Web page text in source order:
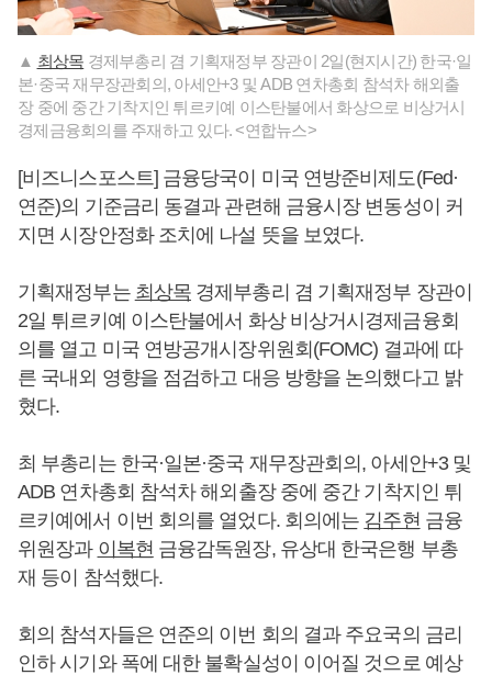
▲ 최상목 경제부총리 겸 기획재정부 장관이 2일(현지시간) 한국·일
본·중국 재무장관회의, 아세안+3 및 ADB 연차총회 참석차 해외출
장 중에 중간 기착지인 튀르키예 이스탄불에서 화상으로 비상거시
경제금융회의를 주재하고 있다. <연합뉴스>
[비즈니스포스트] 금융당국이 미국 연방준비제도(Fed·
연준)의 기준금리 동결과 관련해 금융시장 변동성이 커
지면 시장안정화 조치에 나설 뜻을 보였다.
기획재정부는 최상목 경제부총리 겸 기획재정부 장관이
2일 튀르키예 이스탄불에서 화상 비상거시경제금융회
의를 열고 미국 연방공개시장위원회(FOMC) 결과에 따
른 국내외 영향을 점검하고 대응 방향을 논의했다고 밝
혔다.
최 부총리는 한국·일본·중국 재무장관회의, 아세안+3 및
ADB 연차총회 참석차 해외출장 중에 중간 기착지인 튀
르키예에서 이번 회의를 열었다. 회의에는 김주현 금융
위원장과 이복현 금융감독원장, 유상대 한국은행 부총
재 등이 참석했다.
회의 참석자들은 연준의 이번 회의 결과 주요국의 금리
인하 시기와 폭에 대한 불확실성이 이어질 것으로 예상